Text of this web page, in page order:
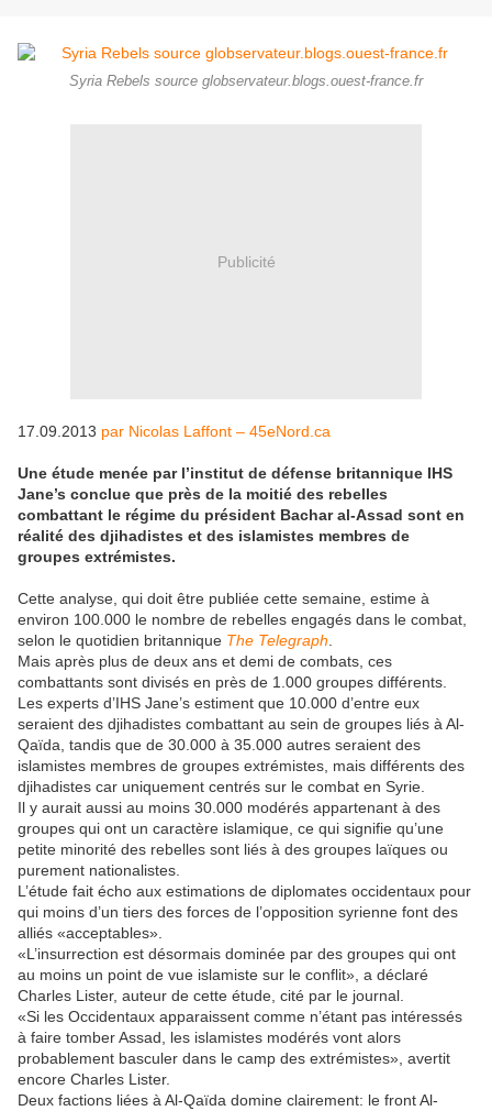
Syria Rebels source globservateur.blogs.ouest-france.fr
Publicité
17.09.2013 par Nicolas Laffont – 45eNord.ca
Une étude menée par l’institut de défense britannique IHS
Jane’s conclue que près de la moitié des rebelles
combattant le régime du président Bachar al-Assad sont en
réalité des djihadistes et des islamistes membres de
groupes extrémistes.
Cette analyse, qui doit être publiée cette semaine, estime à
environ 100.000 le nombre de rebelles engagés dans le combat,
selon le quotidien britannique The Telegraph
Mais après plus de deux ans et demi de combats, ces
combattants sont divisés en près de 1.000 groupes différents.
Les experts d’IHS Jane’s estiment que 10.000 d’entre eux
seraient des djihadistes combattant au sein de groupes liés à Al-
Qaïda, tandis que de 30.000 à 35.000 autres seraient des
islamistes membres de groupes extrémistes, mais différents des
djihadistes car uniquement centrés sur le combat en Syrie.
Il y aurait aussi au moins 30.000 modérés appartenant à des
groupes qui ont un caractère islamique, ce qui signifie qu’une
petite minorité des rebelles sont liés à des groupes laïques ou
purement nationalistes.
L’étude fait écho aux estimations de diplomates occidentaux pour
qui moins d’un tiers des forces de l’opposition syrienne font des
alliés «acceptables».
«L’insurrection est désormais dominée par des groupes qui ont
au moins un point de vue islamiste sur le conflit», a déclaré
Charles Lister, auteur de cette étude, cité par le journal.
«Si les Occidentaux apparaissent comme n’étant pas intéressés
à faire tomber Assad, les islamistes modérés vont alors
probablement basculer dans le camp des extrémistes», avertit
encore Charles Lister.
Deux factions liées à Al-Qaïda domine clairement: le front Al-